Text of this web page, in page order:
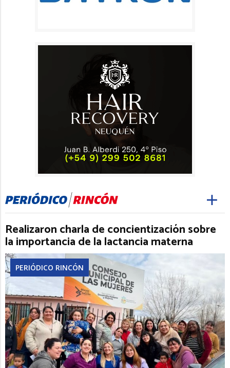
Realizaron charla de concientización sobre
la importancia de la lactancia materna
PERIÓDICO RINCÓN